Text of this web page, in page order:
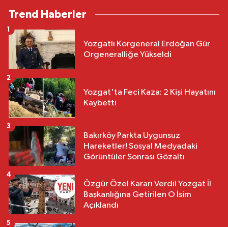
Trend Haberler
Yozgatlı Korgeneral Erdoğan Gür
Orgeneralliğe Yükseldi
1
Yozgat'ta Feci Kaza: 2 Kişi Hayatını
Kaybetti
2
Bakırköy Parkta Uygunsuz
Hareketler! Sosyal Medyadaki
Görüntüler Sonrası Gözaltı
3
Özgür Özel Kararı Verdi! Yozgat İl
Başkanlığına Getirilen O İsim
Açıklandı
4
5